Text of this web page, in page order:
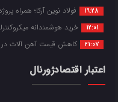
19:28 فولاد نوین آرکا؛ همراه
12:01 خرید هوشمندانه
21:07 کاهش قیمت آهن آلات در
اعتبار اقتصادژورنال